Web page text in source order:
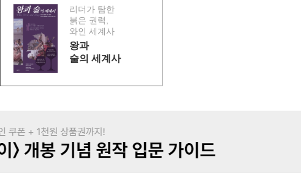
리더가 탐한
붉은 권력,
와인 세계사
왕과
술의 세계사